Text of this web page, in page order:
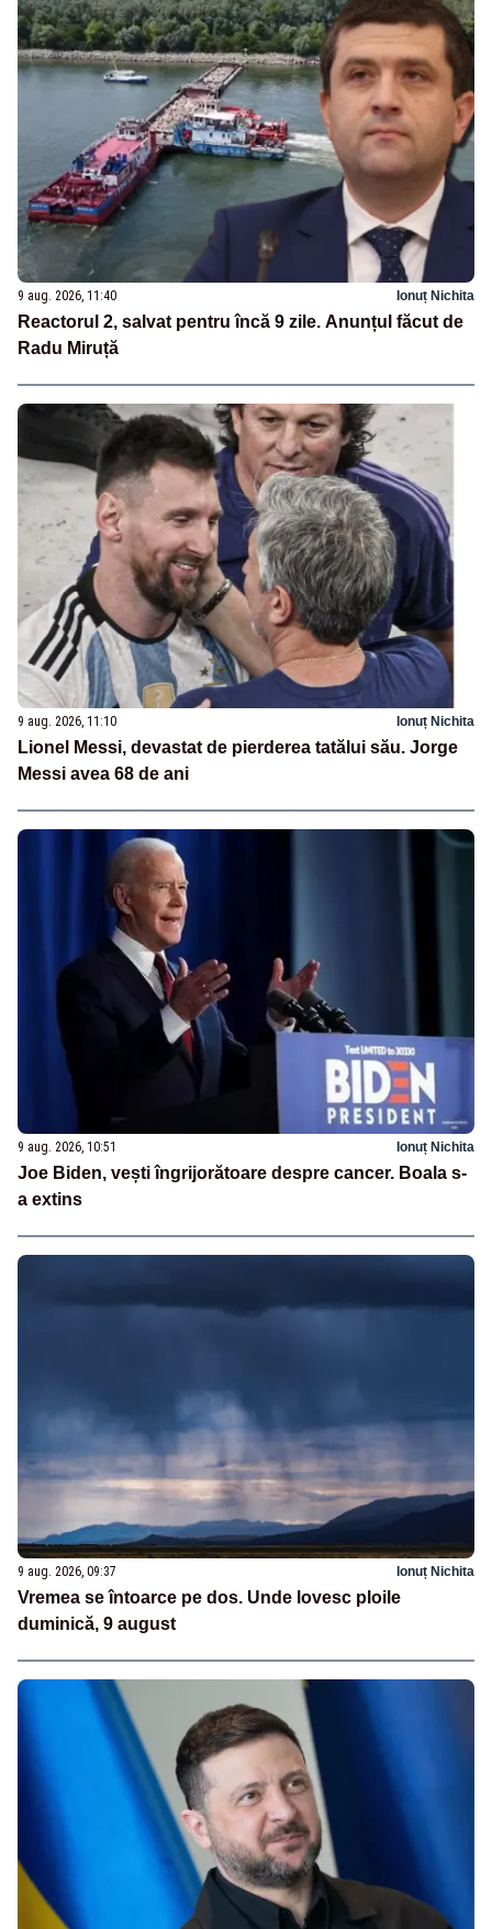
9 aug. 2026, 11:40 Ionuț Nichita
Reactorul 2, salvat pentru încă 9 zile. Anunțul făcut de
Radu Miruță
9 aug. 2026, 11:10 Ionuț Nichita
Lionel Messi, devastat de pierderea tatălui său. Jorge
Messi avea 68 de ani
9 aug. 2026, 10:51 Ionuț Nichita
Joe Biden, vești îngrijorătoare despre cancer. Boala s-
a extins
9 aug. 2026, 09:37 Ionuț Nichita
Vremea se întoarce pe dos. Unde lovesc ploile
duminică, 9 august